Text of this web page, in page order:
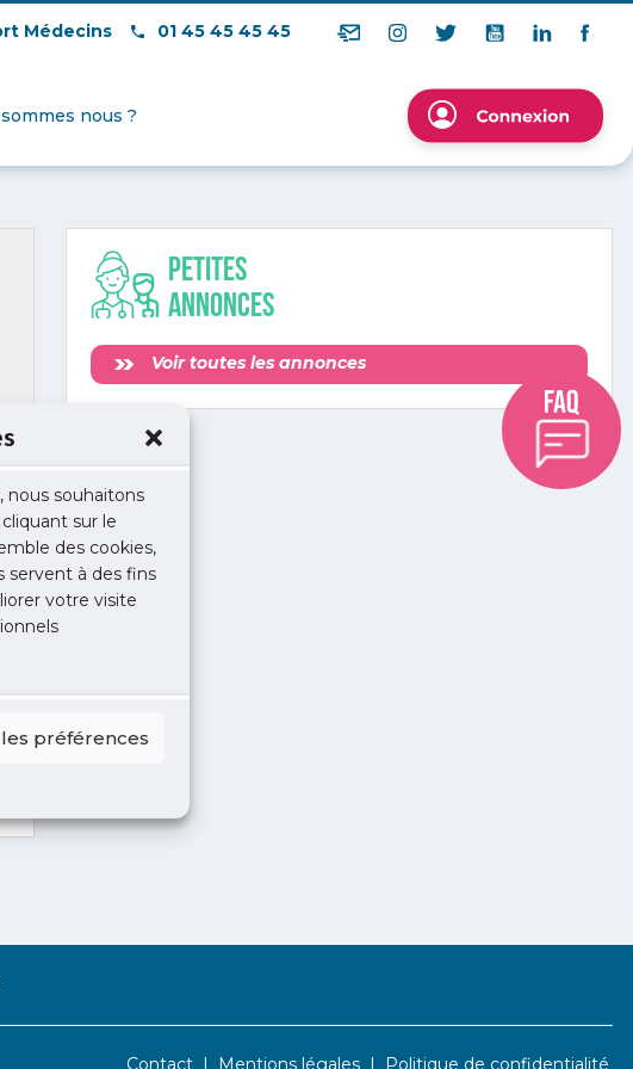
nous souhaitons
sur le
des cookies,
servent à des fins
votre visite
préférences
Médecins 01 45 45 45 45
nous ?
Petites
annonces
Voir toutes les annonces
Contact Mentions légales Politique de confidentialité